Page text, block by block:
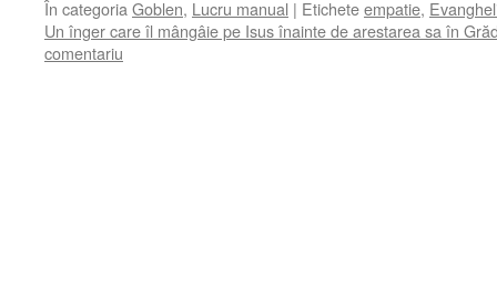
În categoria Goblen, Lucru manual | Eticheteempatie,
Un înger care îl mângâie pe Isus înainte de arestarea sa în
comentariu